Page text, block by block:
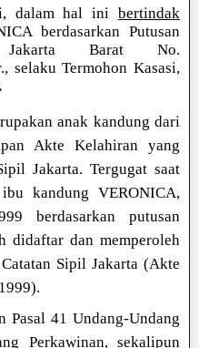
dalam hal ini bertindak
berdasarkan Putusan
Jakarta Barat No.
selaku Termohon Kasasi,
anak kandung dari
Akte Kelahiran yang
Jakarta. Tergugat saat
kandung VERONICA,
berdasarkan putusan
didaftar dan memperoleh
Sipil Jakarta (Akte
Pasal 41 Undang-Undang
Perkawinan, sekalipun